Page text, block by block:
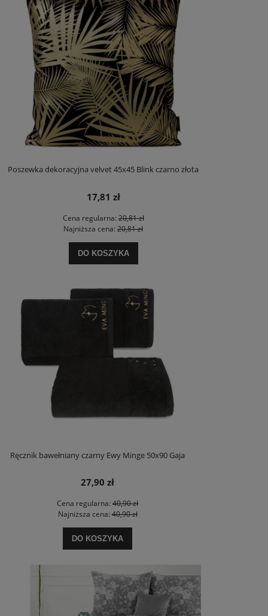
Poszewka dekoracyjna velvet 45x45 Blink czarno złota
17,81 zł
Cena regularna:20,81 zł
Najniższa cena: 20,81 zł
DO KOSZYKA
Ręcznik bawełniany czarny Ewy Minge 50x90 Gaja
27,90 zł
Cena regularna: 40,90 zł
Najniższa cena:40,90 zł
DO KOSZYKA